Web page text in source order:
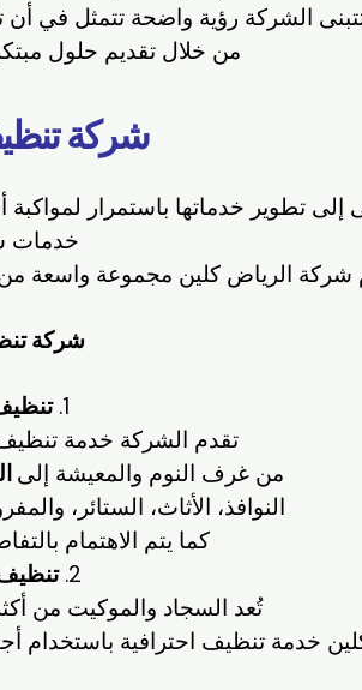
الشركة رؤية واضحة تتمثل في
من خلال تقديم حلول
شركة
تطوير خدماتها باستمرار لمواكبة
خدمات
شركة الرياض كلين مجموعة واسعة
شركة
1.
تقدم الشركة خدمة
من غرف النوم والمعيشة إلى
النوافذ، الأثاث، الستائر،
كما يتم الاهتمام
2.
تُعد السجاد والموكيت من
خدمة تنظيف احترافية باستخدام